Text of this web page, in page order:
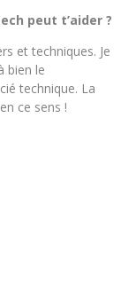
peut t’aider ?
et techniques. Je
bien le
technique. La
ce sens !